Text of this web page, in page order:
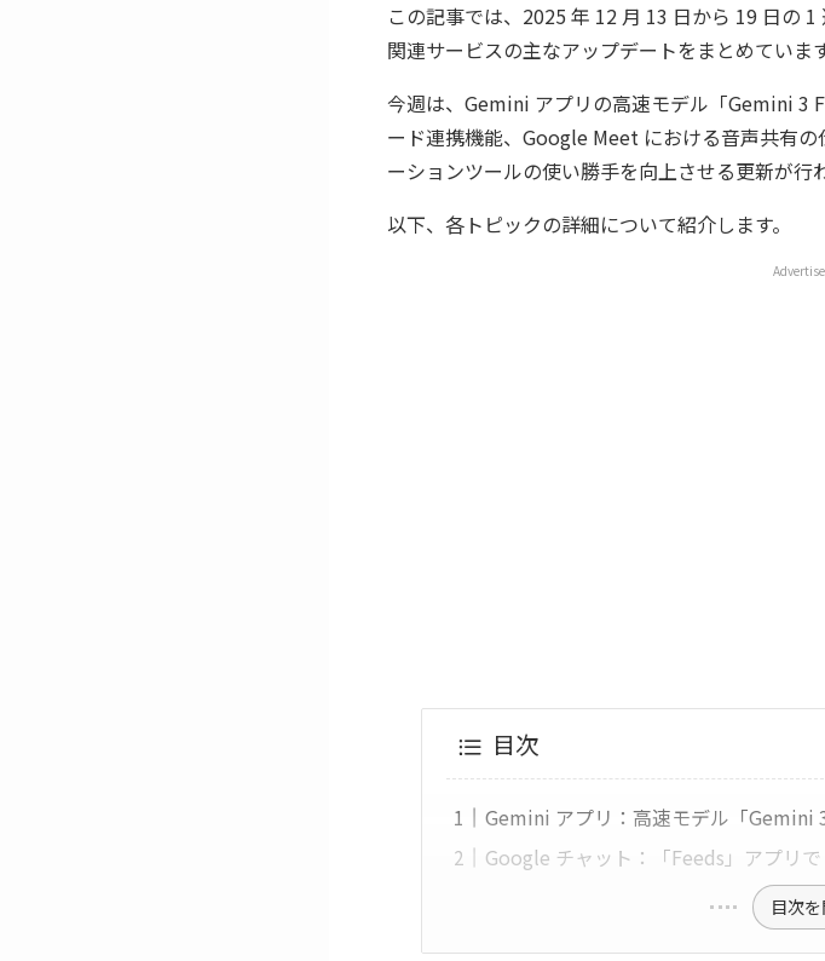
この記事では、2025 年 12 月 13 日から 19 日の
関連サービスの主なアップデートをまとめています
今週は、Gemini アプリの高速モデル「Gemini 3
ード連携機能、Google Meet における音声共有
ーションツールの使い勝手を向上させる更新が行
以下、各トピックの詳細について紹介します。
目次
Gemini アプリ：高速モデル「Gemini
Google チャット：「Feeds」アプリ
目次を